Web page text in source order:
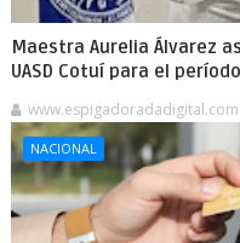
Maestra Aurelia Álvarez
UASD Cotuí para el
www.espigadoradadigital.com
NACIONAL